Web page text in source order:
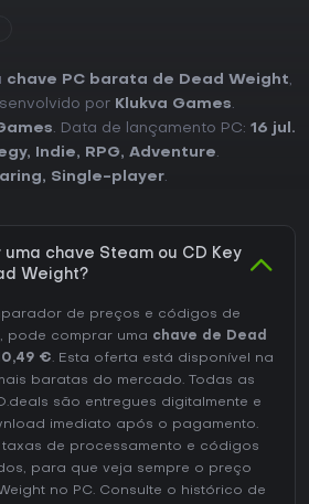
chave PC barata de Dead Weight,
por Klukva Games.
. Data de lançamento PC: 16 jul.
, Indie, RPG, Adventure.
, Single-player.
uma chave Steam ou CD Key
Weight?
de preços e códigos de
pode comprar uma chave de Dead
€. Esta oferta está disponível na
baratas do mercado. Todas as
são entregues digitalmente e
imediato após o pagamento.
de processamento e códigos
para que veja sempre o preço
no PC. Consulte o histórico de